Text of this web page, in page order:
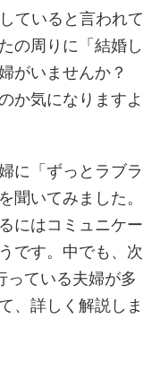
ていると言われて
の周りに「結婚し
がいませんか？
か気になりますよ
に「ずっとラブラ
聞いてみました。
にはコミュニケー
です。中でも、次
っている夫婦が多
、詳しく解説しま